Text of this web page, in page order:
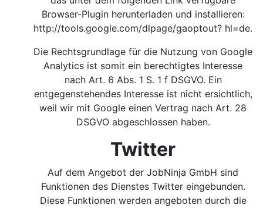
Browser-Plugin herunterladen und installieren:
http://tools.google.com/dlpage/gaoptout? hl=de.
Die Rechtsgrundlage für die Nutzung von Google
Analytics ist somit ein berechtigtes Interesse
nach Art. 6 Abs. 1 S. 1 f DSGVO. Ein
entgegenstehendes Interesse ist nicht ersichtlich,
weil wir mit Google einen Vertrag nach Art. 28
DSGVO abgeschlossen haben.
Twitter
Auf dem Angebot der JobNinja GmbH sind
Funktionen des Dienstes Twitter eingebunden.
Diese Funktionen werden angeboten durch die